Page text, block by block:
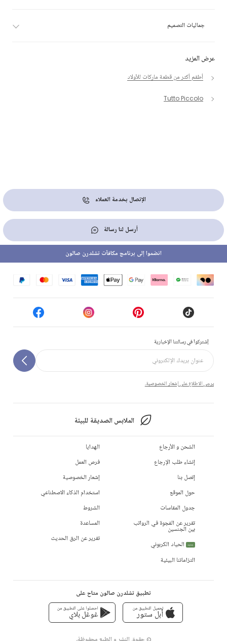
عرض المزيد
أطقم أكثر من قطعة ماركات للأولاد
Tutto Piccolo
جماليات التصميم
الإتصال بخدمة العملاء
أرسل لنا رسالة
إشتركوا في رسالتنا الإخبارية
يرجى الاطلاع على إشعار الخصوصية.
الملابس الصديقة للبيئة
انضموا إلى برنامج مكافآت تشلدرن صالون
الشحن و الأرجاع
إنشاء طلب الإرجاع
إتصل بنا
حول الموقع
جدول المقاسات
تقرير عن الفجوة في الرواتب
بين الجنسين
جديد
الحياد الكربوني
التزاماتنا البيئية
الهدايا
فرص العمل
إشعار الخصوصية
استخدام الذكاء الاصطناعي
الشروط
المساعدة
تقرير عن الرق الحديث
تطبيق تشلدرن صالون متاح على
تحميل التطبيق من
أبل ستور
احصلوا على التطبيق من
غوغل بلاي